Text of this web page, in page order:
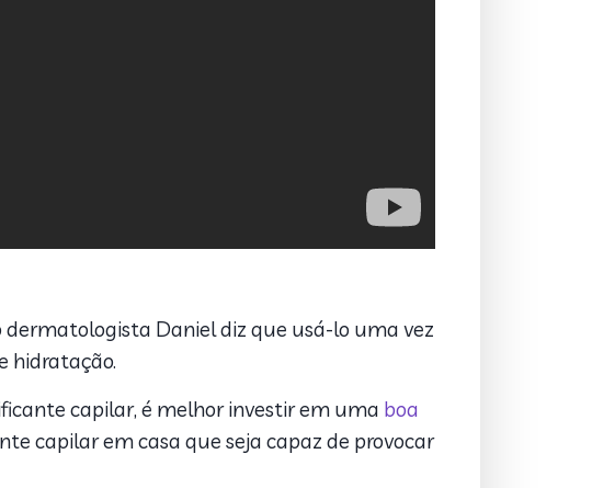
Daniel diz que usá-lo uma vez
hidratação.
capilar, é melhor investir em uma boa
capilar em casa que seja capaz de provocar